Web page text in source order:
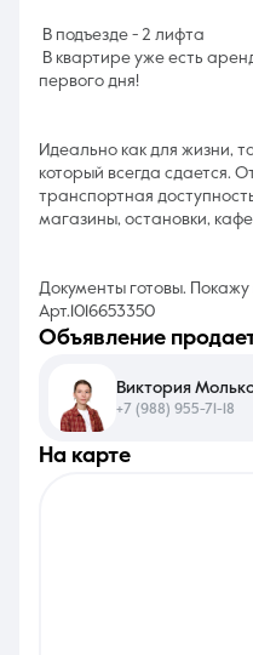
В подъезде - 2 лифта
В квартире уже есть
первого дня!
Идеально как для жизни,
который всегда сдается.
транспортная
магазины, остановки,
Документы готовы.
Арт.1016653350
на карте
объявление
Виктория
+7 (988) 955-71-18